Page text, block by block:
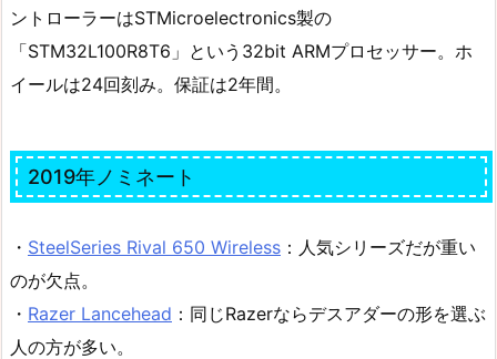
ントローラーはSTMicroelectronics製の
「STM32L100R8T6」という32bit ARMプロセッサー。ホ
イールは24回刻み。保証は2年間。
2019年ノミネート
・ SteelSeries Rival 650 Wireless ：人気シリーズだが重い
のが欠点。
・ Razer Lancehead ：同じRazerならデスアダーの形を選ぶ
人の方が多い。